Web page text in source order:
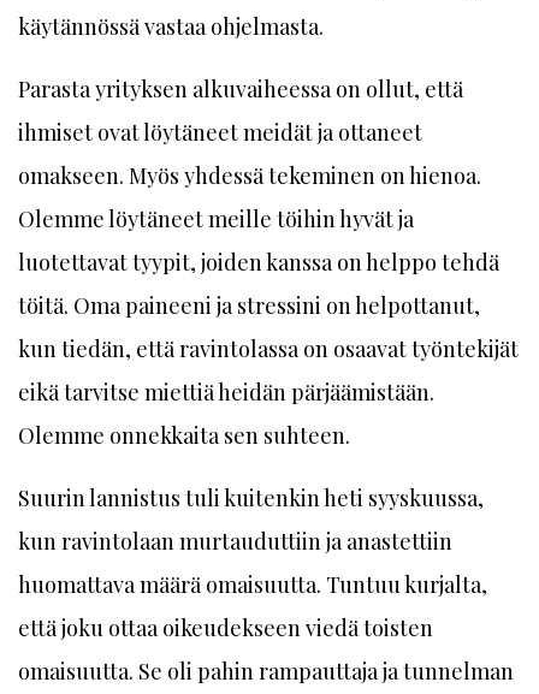
käytännössä vastaa ohjelmasta.
Parasta yrityksen alkuvaiheessa on ollut, että
ihmiset ovat löytäneet meidät ja ottaneet
omakseen. Myös yhdessä tekeminen on hienoa.
Olemme löytäneet meille töihin hyvät ja
luotettavat tyypit, joiden kanssa on helppo tehdä
töitä. Oma paineeni ja stressini on helpottanut,
kun tiedän, että ravintolassa on osaavat työntekijät
eikä tarvitse miettiä heidän pärjäämistään.
Olemme onnekkaita sen suhteen.
Suurin lannistus tuli kuitenkin heti syyskuussa,
kun ravintolaan murtauduttiin ja anastettiin
huomattava määrä omaisuutta. Tuntuu kurjalta,
että joku ottaa oikeudekseen viedä toisten
omaisuutta. Se oli pahin rampauttaja ja tunnelman